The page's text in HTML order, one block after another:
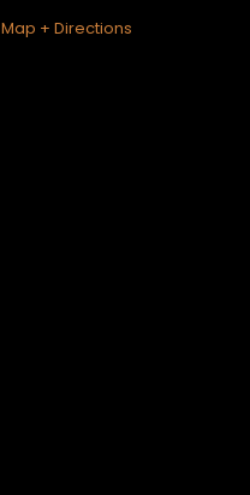
Map + Directions